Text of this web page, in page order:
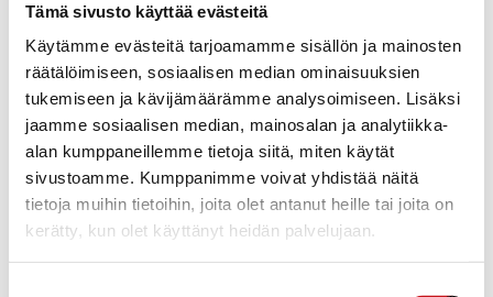
Tämä sivusto käyttää evästeitä
Käytämme evästeitä tarjoamamme sisällön ja mainosten
räätälöimiseen, sosiaalisen median ominaisuuksien
tukemiseen ja kävijämäärämme analysoimiseen. Lisäksi
jaamme sosiaalisen median, mainosalan ja analytiikka-
alan kumppaneillemme tietoja siitä, miten käytät
sivustoamme. Kumppanimme voivat yhdistää näitä
tietoja muihin tietoihin, joita olet antanut heille tai joita on
kerätty, kun olet käyttänyt heidän palvelujaan.
Matkaohjelma (alustava)
Lauantai 17.5.
klo 7.30 lähtö Vesannolta
klo 8.30 lähtö Rautalammilta (pysähdys Suonenjoella